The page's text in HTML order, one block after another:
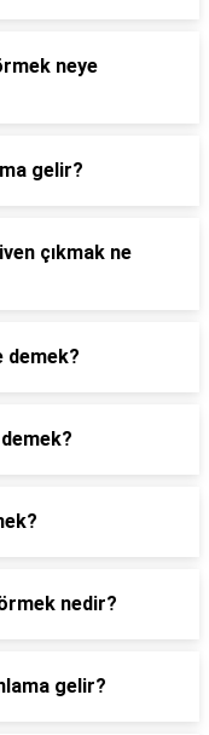
neye
gelir?
çıkmak ne
demek?
nedir?
gelir?